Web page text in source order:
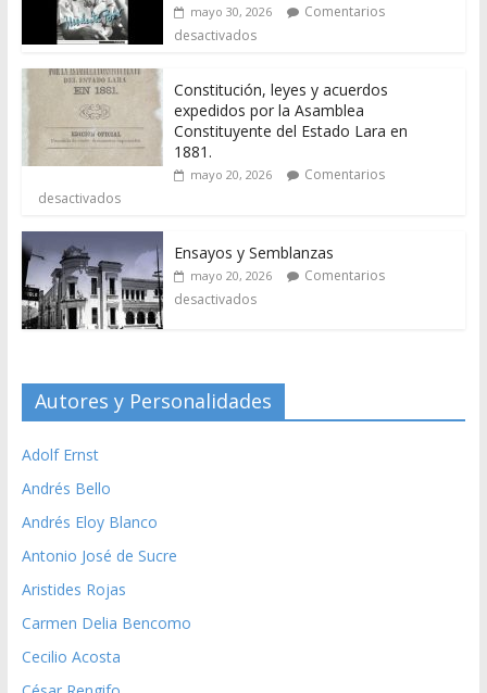
mayo 30, 2026
Comentarios
desactivados
Constitución, leyes y acuerdos
expedidos por la Asamblea
Constituyente del Estado Lara en
1881.
mayo 20, 2026
Comentarios
desactivados
Ensayos y Semblanzas
mayo 20, 2026
Comentarios
desactivados
Autores y Personalidades
Adolf Ernst
Andrés Bello
Andrés Eloy Blanco
Antonio José de Sucre
Aristides Rojas
Carmen Delia Bencomo
Cecilio Acosta